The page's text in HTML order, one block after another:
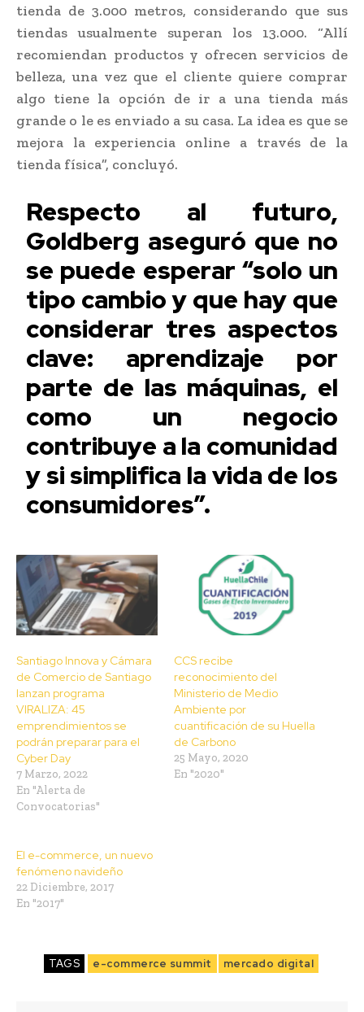
tienda de 3.000 metros, considerando que sus
tiendas usualmente superan los 13.000. “Allí
recomiendan productos y ofrecen servicios de
belleza, una vez que el cliente quiere comprar
algo tiene la opción de ir a una tienda más
grande o le es enviado a su casa. La idea es que se
mejora la experiencia online a través de la
tienda física”, concluyó.
Respecto al futuro,
Goldberg aseguró que no
se puede esperar “solo un
tipo cambio y que hay que
considerar tres aspectos
clave: aprendizaje por
parte de las máquinas, el
como un negocio
contribuye a la comunidad
y si simplifica la vida de los
consumidores”.
Santiago Innova y Cámara
de Comercio de Santiago
lanzan programa
VIRALIZA: 45
emprendimientos se
podrán preparar para el
Cyber Day
7 Marzo, 2022
En "Alerta de
Convocatorias"
CCS recibe
reconocimiento del
Ministerio de Medio
Ambiente por
cuantificación de su Huella
de Carbono
25 Mayo, 2020
En "2020"
El e-commerce, un nuevo
fenómeno navideño
22 Diciembre, 2017
En "2017"
TAGS e-commerce summit mercado digital